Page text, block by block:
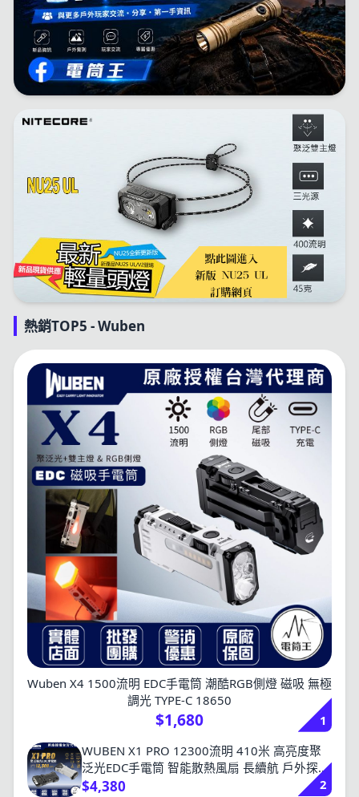
熱銷TOP5 - Wuben
Wuben X4 1500流明 EDC手電筒 潮酷RGB側燈 磁吸 無極
調光 TYPE-C 18650
$1,680
1
WUBEN X1 PRO 12300流明 410米 高亮度聚
泛光EDC手電筒 智能散熱風扇 長續航 戶外探險
可更換21700
$4,380
2